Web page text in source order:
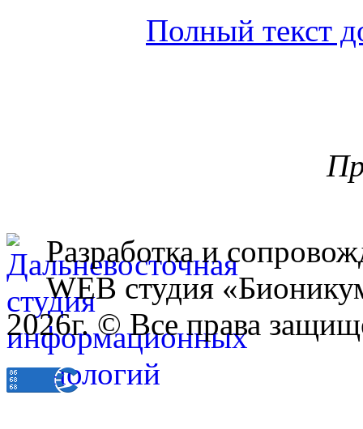
Полный текст
Разработка и
WEB студия
2026г. © Все права